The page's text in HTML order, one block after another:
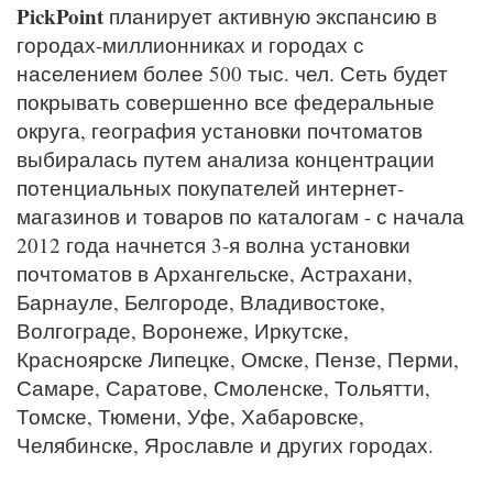
PickPoint планирует активную экспансию в
городах-миллионниках и городах с
населением более 500 тыс. чел. Сеть будет
покрывать совершенно все федеральные
округа, география установки почтоматов
выбиралась путем анализа концентрации
потенциальных покупателей интернет-
магазинов и товаров по каталогам - с начала
2012 года начнется 3-я волна установки
почтоматов в Архангельске, Астрахани,
Барнауле, Белгороде, Владивостоке,
Волгограде, Воронеже, Иркутске,
Красноярске Липецке, Омске, Пензе, Перми,
Самаре, Саратове, Смоленске, Тольятти,
Томске, Тюмени, Уфе, Хабаровске,
Челябинске, Ярославле и других городах.